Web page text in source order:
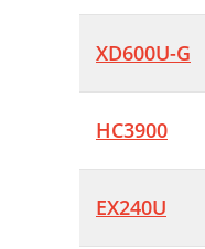
XD600U-G
HC3900
EX240U